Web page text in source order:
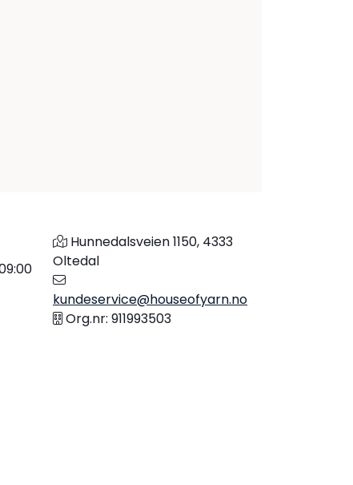
Hunnedalsveien 1150, 4333
Oltedal
kundeservice@houseofyarn.no
Org.nr: 911993503